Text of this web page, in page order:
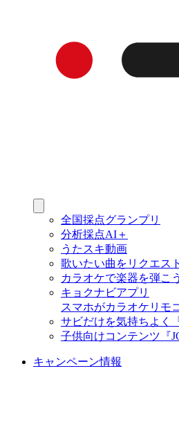
全国採点グランプリ
分析採点AI＋
うたスキ動画
歌いたい曲をリクエスト
カラオケで楽器を弾こう
キョクナビアプリ
スマホがカラオケリモ
サビだけを気持ちよく
子供向けコンテンツ『
キャンペーン情報